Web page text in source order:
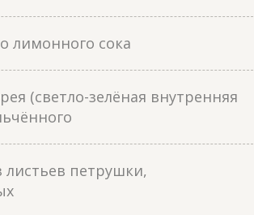
лимонного сока
(светло-зелёная внутренняя
листьев петрушки,